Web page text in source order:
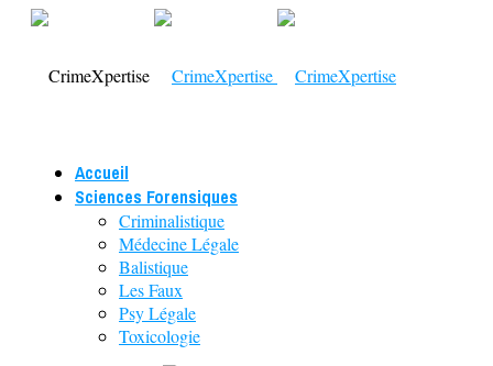
Accueil
Sciences Forensiques
Criminalistique
Médecine Légale
Balistique
Les Faux
Psy Légale
Toxicologie